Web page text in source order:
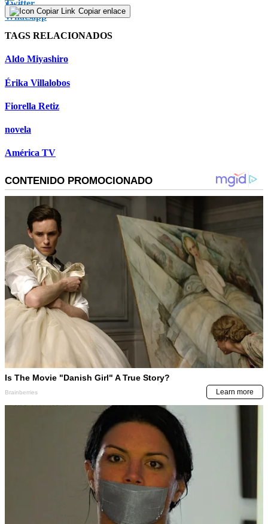
Copiar enlace
TAGS RELACIONADOS
Aldo Miyashiro
Érika Villalobos
Fiorella Retiz
novela
América TV